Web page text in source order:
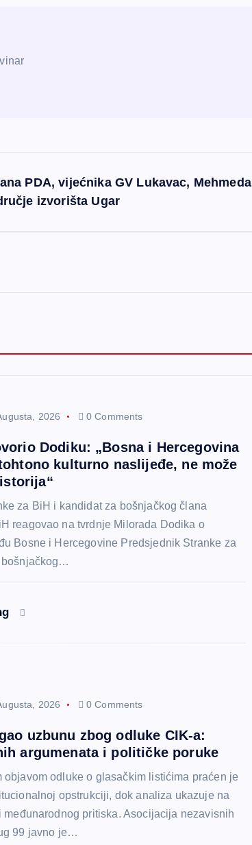
PDA, vijećnika GV Lukavac, Mehmeda
izvorišta Ugar
2026 0 Comments
Dodiku: „Bosna i Hercegovina
kulturno naslijeđe, ne može
za BiH i kandidat za bošnjačkog člana
reagovao na tvrdnje Milorada Dodika o
Bosne i Hercegovine Predsjednik Stranke za
bošnjačkog…
2026 0 Comments
uzbunu zbog odluke CIK-a:
argumenata i političke poruke
objavom odluke o glasačkim listićima praćen je
opstrukciji, dok analiza ukazuje na
međunarodnog pritiska. Asocijacija nezavisnih
99 javno je…